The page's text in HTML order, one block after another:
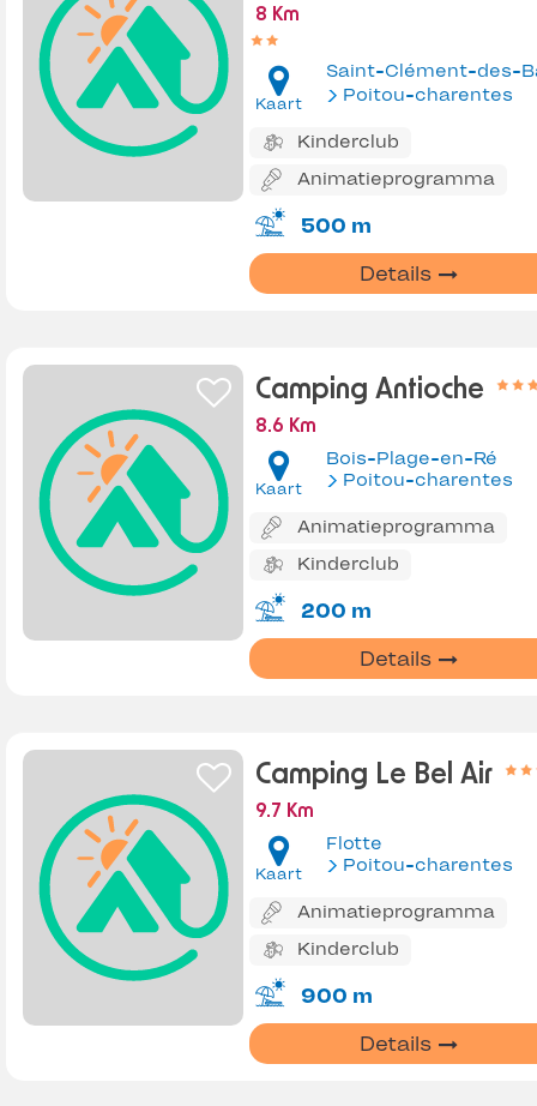
8 Km
Kaart Poitou-charentes
Kinderclub
Animatieprogramma
500 m
Details
Camping Antioche
8.6 Km
Kaart
Bois-Plage-en-Ré
Poitou-charentes
Animatieprogramma
Kinderclub
200 m
Details
Camping Le Bel Air
9.7 Km
Kaart
Flotte
Poitou-charentes
Animatieprogramma
Kinderclub
900 m
Details